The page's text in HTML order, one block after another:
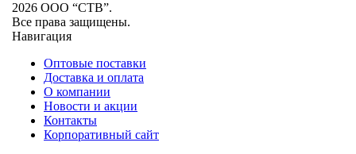
2026 ООО “СТВ”.
Все права защищены.
Навигация
Оптовые поставки
Доставка и оплата
О компании
Новости и акции
Контакты
Корпоративный сайт